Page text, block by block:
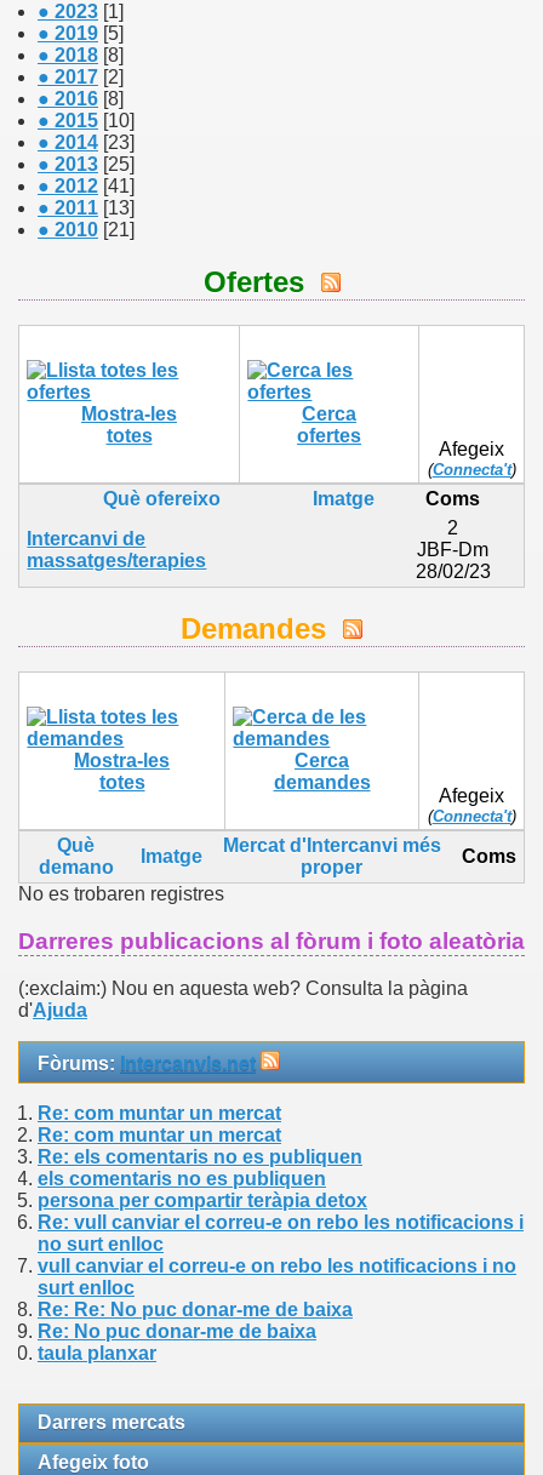
● 2023 [1]
● 2019 [5]
● 2018 [8]
● 2017 [2]
● 2016 [8]
● 2015 [10]
● 2014 [23]
● 2013 [25]
● 2012 [41]
● 2011 [13]
● 2010 [21]
Ofertes
Mostra-les
totes
Cerca
ofertes
Afegeix
(Connecta't)
Què ofereixo Imatge
Coms
Intercanvi de
massatges/terapies
2
JBF-Dm
28/02/23
Demandes
Mostra-les
totes
Cerca
demandes
Afegeix
(Connecta't)
Què
demano
Imatge
Mercat d'Intercanvi més
proper
Coms
No es trobaren registres
Darreres publicacions al fòrum i foto aleatòria
(:exclaim:) Nou en aquesta web? Consulta la pàgina
d'Ajuda
Fòrums: Intercanvis.net
Re: com muntar un mercat
Re: com muntar un mercat
Re: els comentaris no es publiquen
els comentaris no es publiquen
persona per compartir teràpia detox
Re: vull canviar el correu-e on rebo les notificacions i
no surt enlloc
vull canviar el correu-e on rebo les notificacions i no
surt enlloc
Re: Re: No puc donar-me de baixa
Re: No puc donar-me de baixa
taula planxar
Darrers mercats
Afegeix foto